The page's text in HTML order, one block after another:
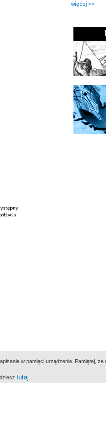
więcej
w pamięci urządzenia. Pamiętaj, że
tutaj